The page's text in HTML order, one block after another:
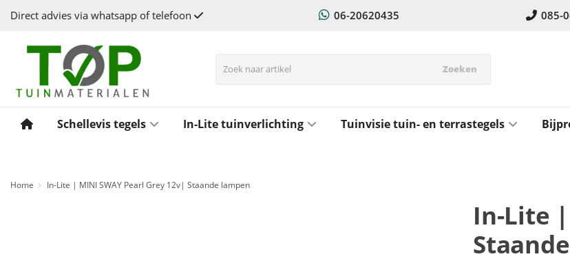
Direct advies via whatsapp of telefoon 06-20620435 085-
Zoeken
Schellevis tegels In-Lite tuinverlichting Tuinvisie tuin- en terrastegels
Home In-Lite | MINI SWAY Pearl Grey 12v| Staande lampen
In-Lite |